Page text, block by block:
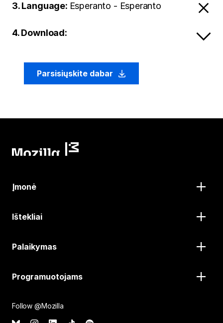
3. Language: Esperanto - Esperanto
4. Download:
Parsisiųskite dabar
Įmonė
Ištekliai
Palaikymas
Programuotojams
Follow @Mozilla